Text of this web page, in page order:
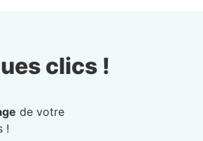
clics !
de votre
!